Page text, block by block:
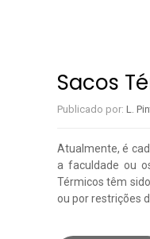
Sacos
Publicado por: L.
Atualmente, é
a faculdade ou
Térmicos têm
ou por restrições